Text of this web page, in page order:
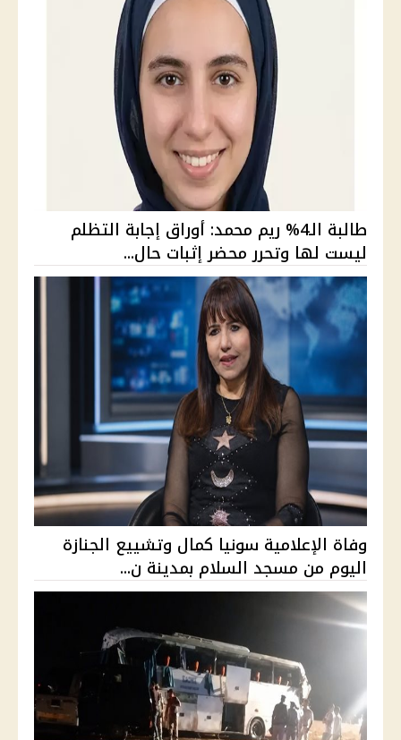
طالبة الـ4% ريم محمد: أوراق إجابة التظلم
ليست لها وتحرر محضر إثبات حال...
وفاة الإعلامية سونيا كمال وتشييع الجنازة
اليوم من مسجد السلام بمدينة ن...